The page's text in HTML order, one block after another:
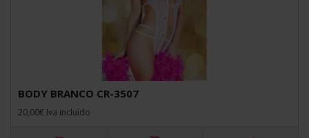
BODY BRANCO CR-3507
20,00€ Iva incluído